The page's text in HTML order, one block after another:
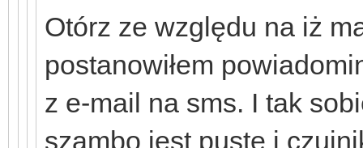
Otórz ze względu na iż
postanowiłem
z e-mail na sms. I tak
szambo jest puste i